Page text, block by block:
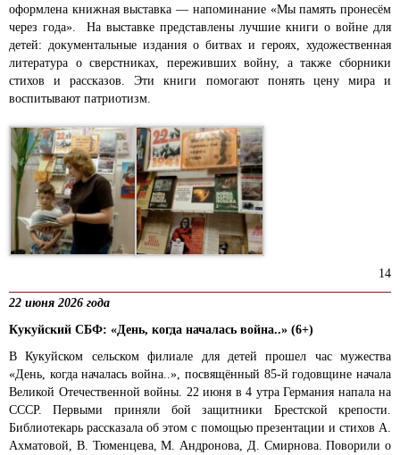
оформлена книжная выставка — напоминание «Мы память пронесём
через года». На выставке представлены лучшие книги о войне для
детей: документальные издания о битвах и героях, художественная
литература о сверстниках, переживших войну, а также сборники
стихов и рассказов. Эти книги помогают понять цену мира и
воспитывают патриотизм.
14
22 июня 2026 года
Кукуйский СБФ: «День, когда началась война..» (6+)
В Кукуйском сельском филиале для детей прошел час мужества
«День, когда началась война..», посвящённый 85-й годовщине начала
Великой Отечественной войны. 22 июня в 4 утра Германия напала на
СССР. Первыми приняли бой защитники Брестской крепости.
Библиотекарь рассказала об этом с помощью презентации и стихов А.
Ахматовой, В. Тюменцева, М. Андронова, Д. Смирнова. Поворили о